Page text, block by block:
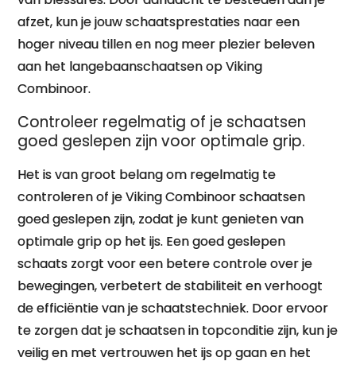
afzet, kun je jouw schaatsprestaties naar een
hoger niveau tillen en nog meer plezier beleven
aan het langebaanschaatsen op Viking
Combinoor.
Controleer regelmatig of je schaatsen
goed geslepen zijn voor optimale grip.
Het is van groot belang om regelmatig te
controleren of je Viking Combinoor schaatsen
goed geslepen zijn, zodat je kunt genieten van
optimale grip op het ijs. Een goed geslepen
schaats zorgt voor een betere controle over je
bewegingen, verbetert de stabiliteit en verhoogt
de efficiëntie van je schaatstechniek. Door ervoor
te zorgen dat je schaatsen in topconditie zijn, kun je
veilig en met vertrouwen het ijs op gaan en het